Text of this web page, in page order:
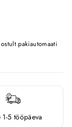
pakiautomaati
1-5 tööpäeva